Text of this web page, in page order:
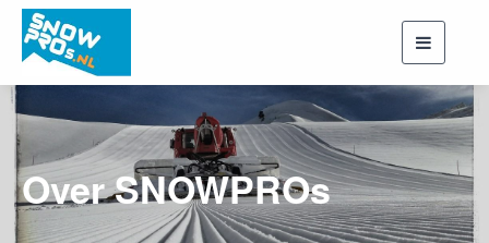
Toggle
Over SNOWPROs